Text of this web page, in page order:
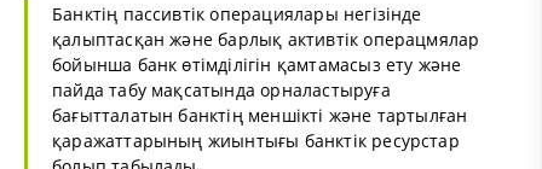
Банктің пассивтік операциялары негізінде
қалыптасқан және барлық активтік операцмялар
бойынша банк өтімділігін қамтамасыз ету және
пайда табу мақсатында орналастыруға
бағытталатын банктің меншікті және тартылған
қаражаттарының жиынтығы банктік ресурстар